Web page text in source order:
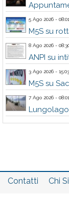
5 Ago 2026 - 08:01
M5S su
8 Ago 2026 -
ANPI su
3 Ago 2026 - 15:03
M5S su
7 Ago 2026 - 08:01
Contatti Chi